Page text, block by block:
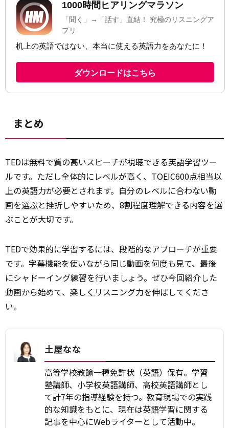
まとめ
TEDは無料で質の高いスピーチが視聴できる英語学習ツー
ルです。ただし全体的にレベルが高く、TOEIC600点相当以
上の英語力が必要とされます。自分のレベルに合わない動
画を選ぶと挫折しやすいため、8割程度理解できる内容を選
ぶことが大切です。
TEDで効果的に学習するには、段階的なアプローチが重要
です。字幕機能を使いながら同じ動画を何度も見て、最後
にシャドーイング練習を行いましょう。ぜひ今回紹介した
動画から始めて、 楽しく リスニング力を伸ばしてくださ
い。
土屋なな
高等学校教諭一種免許状（英語）保有。学習
塾講師、小学校英語講師、高校英語講師とし
て計7年の指導経験を持つ。教育現場での実践
的な知識をもとに、現在は英語学習に関する
記事を中心にWebライターとして活動中。